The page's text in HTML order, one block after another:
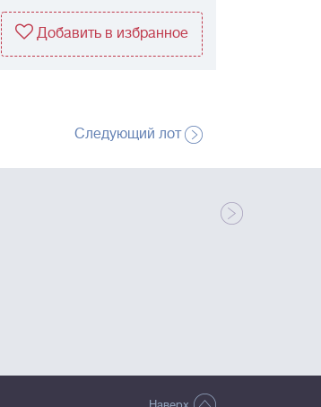
Добавить в избранное
Следующий лот